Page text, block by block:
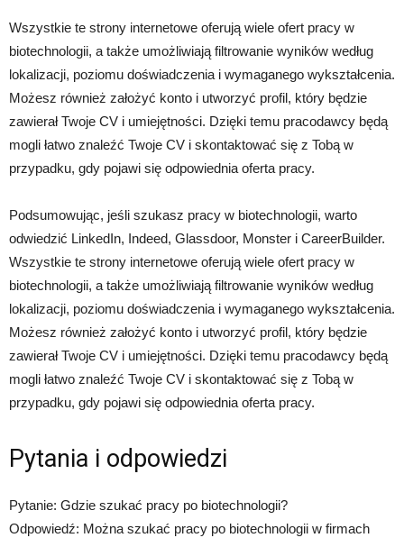
Wszystkie te strony internetowe oferują wiele ofert pracy w
biotechnologii, a także umożliwiają filtrowanie wyników według
lokalizacji, poziomu doświadczenia i wymaganego wykształcenia.
Możesz również założyć konto i utworzyć profil, który będzie
zawierał Twoje CV i umiejętności. Dzięki temu pracodawcy będą
mogli łatwo znaleźć Twoje CV i skontaktować się z Tobą w
przypadku, gdy pojawi się odpowiednia oferta pracy.
Podsumowując, jeśli szukasz pracy w biotechnologii, warto
odwiedzić LinkedIn, Indeed, Glassdoor, Monster i CareerBuilder.
Wszystkie te strony internetowe oferują wiele ofert pracy w
biotechnologii, a także umożliwiają filtrowanie wyników według
lokalizacji, poziomu doświadczenia i wymaganego wykształcenia.
Możesz również założyć konto i utworzyć profil, który będzie
zawierał Twoje CV i umiejętności. Dzięki temu pracodawcy będą
mogli łatwo znaleźć Twoje CV i skontaktować się z Tobą w
przypadku, gdy pojawi się odpowiednia oferta pracy.
Pytania i odpowiedzi
Pytanie: Gdzie szukać pracy po biotechnologii?
Odpowiedź: Można szukać pracy po biotechnologii w firmach